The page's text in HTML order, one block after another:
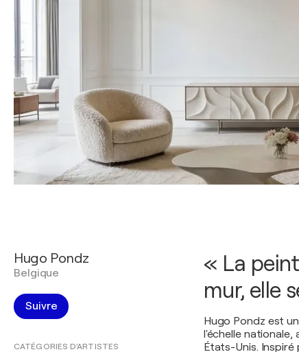
Hugo Pondz
Belgique
Suivre
CATÉGORIES D'ARTISTES
« La
mur, elle
Hugo Pondz est
l'échelle nationale,
États-Unis. Inspiré